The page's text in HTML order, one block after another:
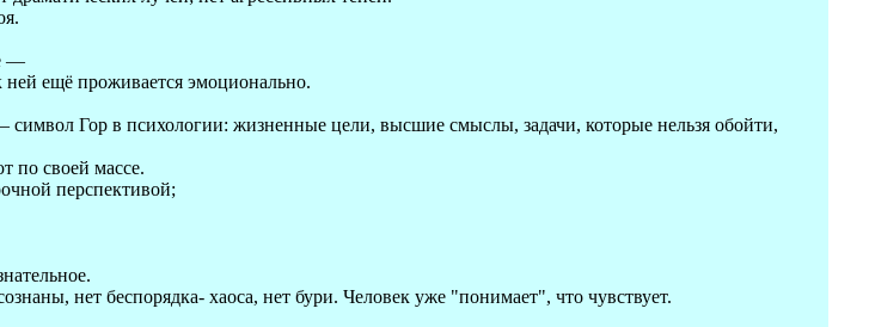
—
ещё проживается эмоционально.
Гор в психологии: жизненные цели, высшие смыслы, задачи, которые нельзя обойти,
по своей массе.
перспективой;
нет беспорядка- хаоса, нет бури. Человек уже "понимает", что чувствует.